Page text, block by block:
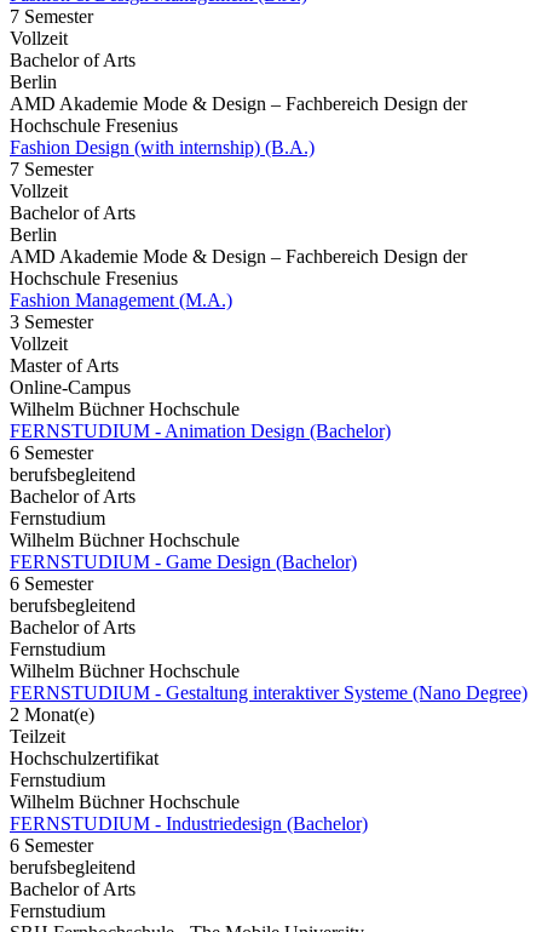
7 Semester
Vollzeit
Bachelor of Arts
Berlin
AMD Akademie Mode & Design – Fachbereich Design der
Hochschule Fresenius
Fashion Design (with internship) (B.A.)
7 Semester
Vollzeit
Bachelor of Arts
Berlin
AMD Akademie Mode & Design – Fachbereich Design der
Hochschule Fresenius
Fashion Management (M.A.)
3 Semester
Vollzeit
Master of Arts
Online-Campus
Wilhelm Büchner Hochschule
FERNSTUDIUM - Animation Design (Bachelor)
6 Semester
berufsbegleitend
Bachelor of Arts
Fernstudium
Wilhelm Büchner Hochschule
FERNSTUDIUM - Game Design (Bachelor)
6 Semester
berufsbegleitend
Bachelor of Arts
Fernstudium
Wilhelm Büchner Hochschule
FERNSTUDIUM - Gestaltung interaktiver Systeme (Nano Degree)
2 Monat(e)
Teilzeit
Hochschulzertifikat
Fernstudium
Wilhelm Büchner Hochschule
FERNSTUDIUM - Industriedesign (Bachelor)
6 Semester
berufsbegleitend
Bachelor of Arts
Fernstudium